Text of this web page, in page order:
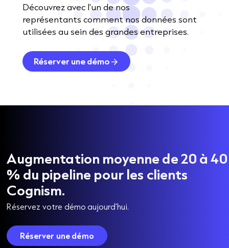
Découvrez avec l'un de nos
représentants comment nos données sont
utilisées au sein des grandes entreprises.
Réserver une démo
Augmentation moyenne de 20 à 40
% du pipeline pour les clients
Cognism.
Réservez votre démo aujourd'hui.
Réserver une démo